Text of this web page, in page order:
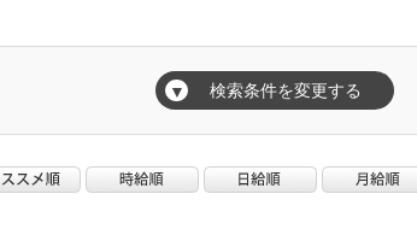
▼ 検索条件を変更する